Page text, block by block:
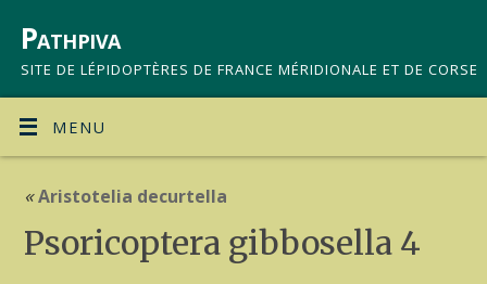
Pathpiva
SITE DE LÉPIDOPTÈRES DE FRANCE MÉRIDIONALE ET DE CORSE
MENU
«Aristotelia decurtella
Psoricoptera gibbosella 4